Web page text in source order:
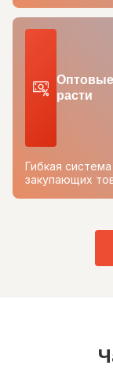
Оптовые
расти
Гибкая
закупающих